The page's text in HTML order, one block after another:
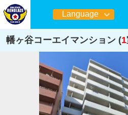
Language
日本語
幡ヶ谷コーエイマンション (1